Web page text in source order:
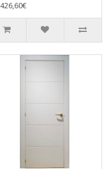
426,60€